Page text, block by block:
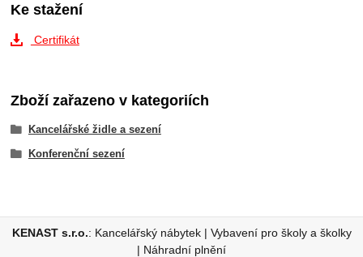
Ke stažení
Certifikát
Zboží zařazeno v kategoriích
Kancelářské židle a sezení
Konferenční sezení
KENAST s.r.o.: Kancelářský nábytek | Vybavení pro školy a školky
| Náhradní plnění